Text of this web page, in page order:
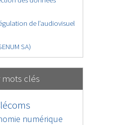
de l’audiovisuel
SA)
mots clés
numérique